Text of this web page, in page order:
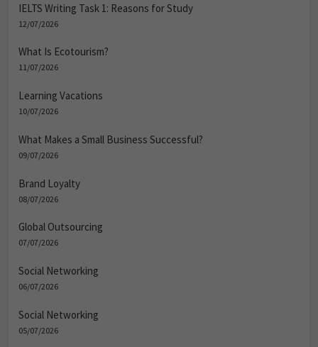
IELTS Writing Task 1: Reasons for Study
12/07/2026
What Is Ecotourism?
11/07/2026
Learning Vacations
10/07/2026
What Makes a Small Business Successful?
09/07/2026
Brand Loyalty
08/07/2026
Global Outsourcing
07/07/2026
Social Networking
06/07/2026
Social Networking
05/07/2026